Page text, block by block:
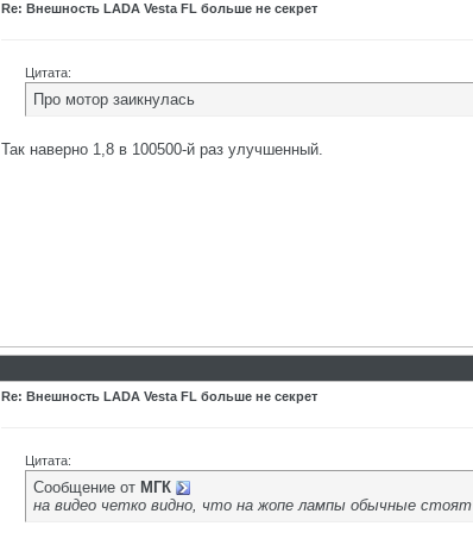
Re: Внешность LADA Vesta FL больше не секрет
Цитата:
Про мотор заикнулась
Так наверно 1,8 в 100500-й раз улучшенный.
Re: Внешность LADA Vesta FL больше не секрет
Цитата:
Сообщение от МГК
на видео четко видно, что на жопе лампы обычные стоят